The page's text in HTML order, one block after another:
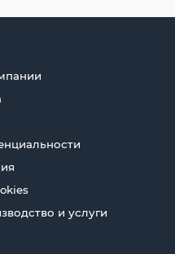
и услуги